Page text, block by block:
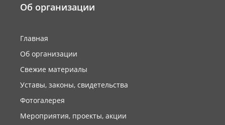
Об организации
Главная
Об организации
Свежие материалы
Уставы, законы, свидетельства
Фотогалерея
Мероприятия, проекты, акции